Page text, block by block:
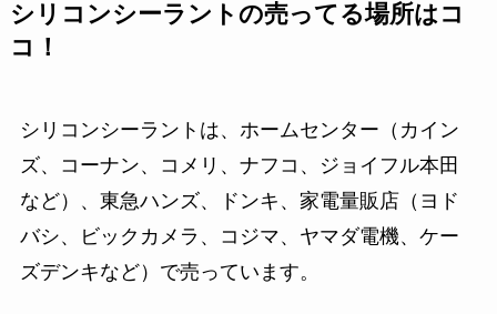
シリコンシーラントの売ってる場所はコ
コ！
シリコンシーラントは、ホームセンター（カイン
ズ、コーナン、コメリ、ナフコ、ジョイフル本田
など）、東急ハンズ、ドンキ、家電量販店（ヨド
バシ、ビックカメラ、コジマ、ヤマダ電機、ケー
ズデンキなど）で売っています。